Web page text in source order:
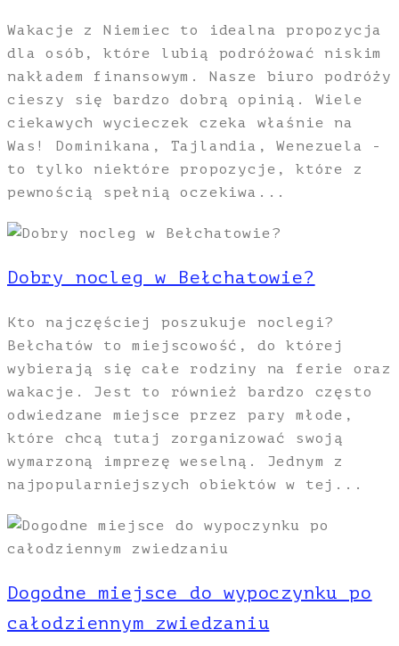
Wakacje z Niemiec to idealna propozycja
dla osób, które lubią podróżować niskim
nakładem finansowym. Nasze biuro podróży
cieszy się bardzo dobrą opinią. Wiele
ciekawych wycieczek czeka właśnie na
Was! Dominikana, Tajlandia, Wenezuela -
to tylko niektóre propozycje, które z
pewnością spełnią oczekiwa...
Dobry nocleg w Bełchatowie?
Kto najczęściej poszukuje noclegi?
Bełchatów to miejscowość, do której
wybierają się całe rodziny na ferie oraz
wakacje. Jest to również bardzo często
odwiedzane miejsce przez pary młode,
które chcą tutaj zorganizować swoją
wymarzoną imprezę weselną. Jednym z
najpopularniejszych obiektów w tej...
Dogodne miejsce do wypoczynku po
całodziennym zwiedzaniu